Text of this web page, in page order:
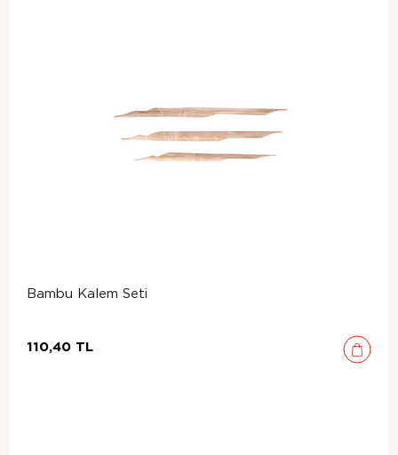
Bambu Kalem Seti
110,40 TL